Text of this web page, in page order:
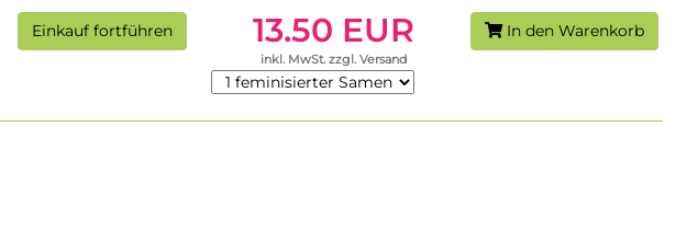
Einkauf fortführen 13.50 EUR
inkl. MwSt. zzgl. Versand
In den Warenkorb